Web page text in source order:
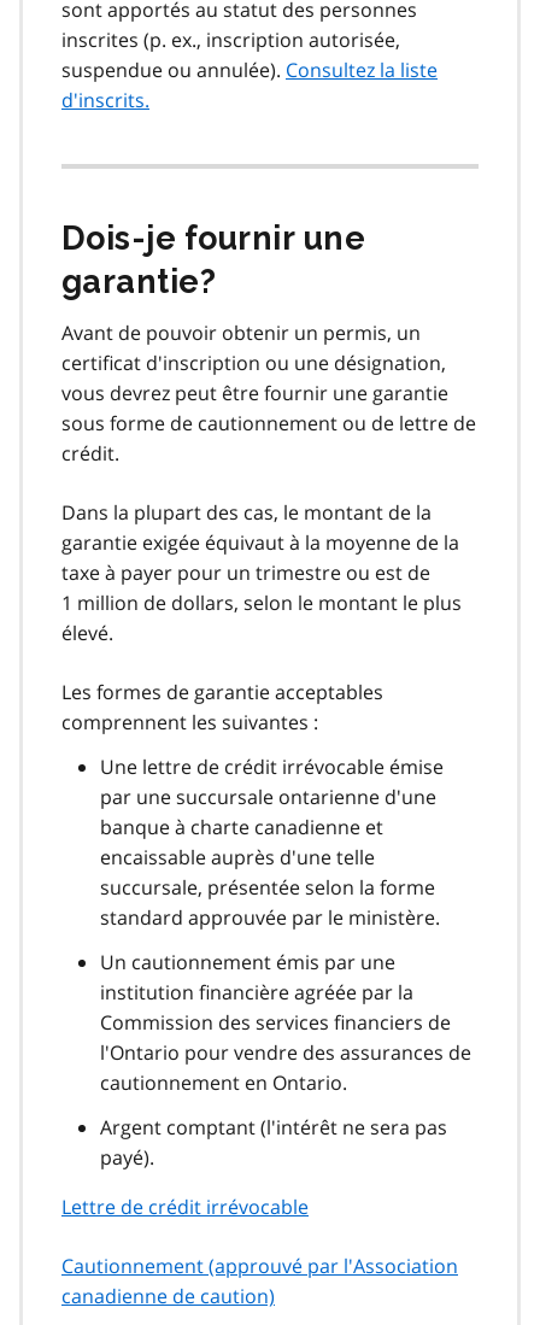
sont apportés au statut des personnes
inscrites (p. ex., inscription autorisée,
suspendue ou annulée). Consultez la liste
d'inscrits.
Dois‑je fournir une
garantie?
Avant de pouvoir obtenir un permis, un
certificat d'inscription ou une désignation,
vous devrez peut être fournir une garantie
sous forme de cautionnement ou de lettre de
crédit.
Dans la plupart des cas, le montant de la
garantie exigée équivaut à la moyenne de la
taxe à payer pour un trimestre ou est de
1 million de dollars, selon le montant le plus
élevé.
Les formes de garantie acceptables
comprennent les suivantes :
Une lettre de crédit irrévocable émise
par une succursale ontarienne d'une
banque à charte canadienne et
encaissable auprès d'une telle
succursale, présentée selon la forme
standard approuvée par le ministère.
Un cautionnement émis par une
institution financière agréée par la
Commission des services financiers de
l'Ontario pour vendre des assurances de
cautionnement en Ontario.
Argent comptant (l'intérêt ne sera pas
payé).
Lettre de crédit irrévocable
Cautionnement (approuvé par l'Association
canadienne de caution)